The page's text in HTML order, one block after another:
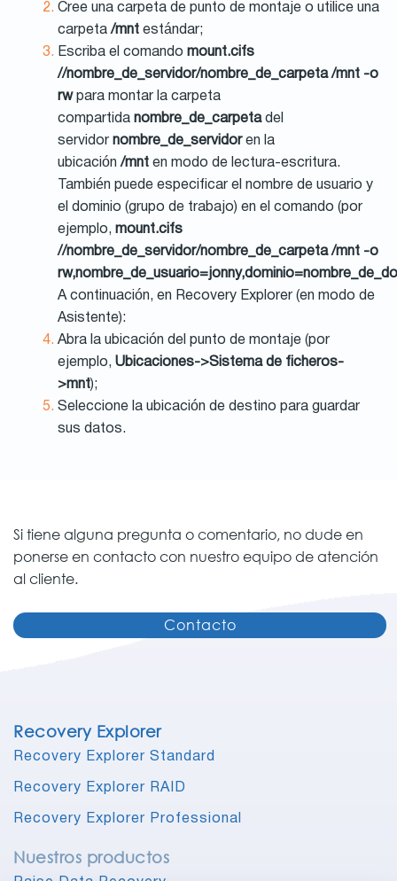
Cree una carpeta de punto de montaje o utilice una
carpeta/mnt estándar;
Escriba el comando mount.cifs
//nombre_de_servidor/nombre_de_carpeta /mnt -o
rwpara montar la carpeta
compartida nombre_de_carpetadel
servidor nombre_de_servidoren la
ubicación/mnt en modo de lectura-escritura.
También puede especificar el nombre de usuario y
el dominio (grupo de trabajo) en el comando (por
ejemplo, mount.cifs
//nombre_de_servidor/nombre_de_carpeta /mnt -o
A continuación, en Recovery Explorer (en modo de
Asistente):
Abra la ubicación del punto de montaje (por
ejemplo, Ubicaciones->Sistema de ficheros-
>mnt);
Seleccione la ubicación de destino para guardar
sus datos.
Si tiene alguna pregunta o comentario, no dude en
ponerse en contacto con nuestro equipo de atención
al cliente.
Contacto
Recovery Explorer
Recovery Explorer Standard
Recovery Explorer RAID
Recovery Explorer Professional
Nuestros productos